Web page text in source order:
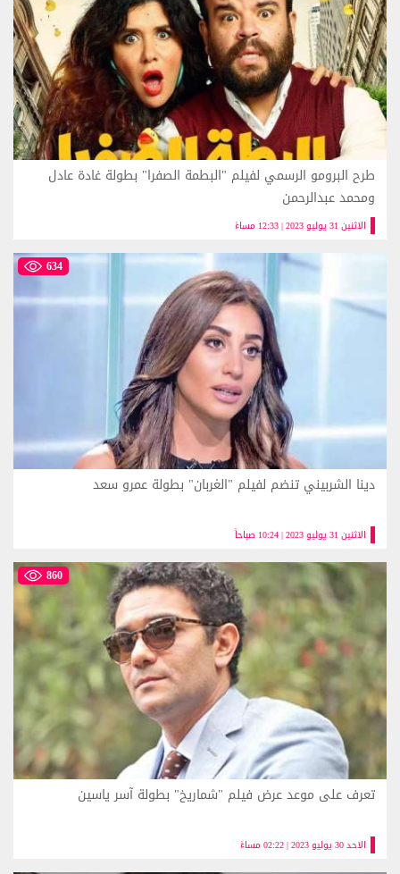
الاثنين 31 يوليو 2023 | 12:33 مساءً
طرح البرومو الرسمي لفيلم "البطمة الصفرا" بطولة غادة عادل
ومحمد عبدالرحمن
634
الاثنين 31 يوليو 2023 | 10:24 صباحاً
دينا الشربيني تنضم لفيلم "الغربان" بطولة عمرو سعد
860
الاحد 30 يوليو 2023 | 02:22 مساءً
تعرف على موعد عرض فيلم "شماريخ" بطولة آسر ياسين